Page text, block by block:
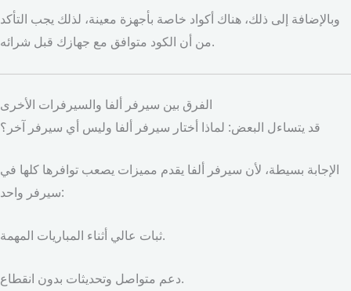
وبالإضافة إلى ذلك، هناك أكواد خاصة بأجهزة معينة، لذلك يجب التأكد
من أن الكود متوافق مع جهازك قبل شرائه.
الفرق بين سيرفر ألفا والسيرفرات الأخرى
قد يتساءل البعض: لماذا أختار سيرفر ألفا وليس أي سيرفر آخر؟
الإجابة بسيطة، لأن سيرفر ألفا يقدم مميزات يصعب توافرها كلها في
سيرفر واحد:
ثبات عالي أثناء المباريات المهمة.
دعم متواصل وتحديثات بدون انقطاع.